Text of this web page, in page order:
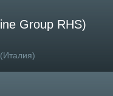
Group RHS)